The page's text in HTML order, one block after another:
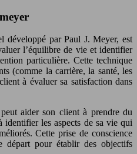
par Paul J. Meyer, est
l’équilibre de vie et identifier
particulière. Cette technique
(comme la carrière, la santé, les
à évaluer sa satisfaction dans
aider son client à prendre du
identifier les aspects de sa vie qui
Cette prise de conscience
départ pour établir des objectifs